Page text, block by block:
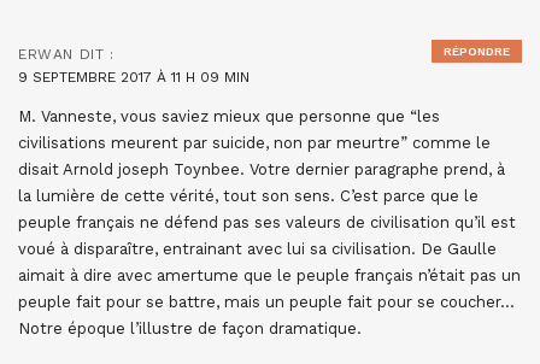
ERWAN DIT :
9 SEPTEMBRE 2017 À 11 H 09 MIN
M. Vanneste, vous saviez mieux que personne que “les
civilisations meurent par suicide, non par meurtre” comme le
disait Arnold joseph Toynbee. Votre dernier paragraphe prend, à
la lumière de cette vérité, tout son sens. C’est parce que le
peuple français ne défend pas ses valeurs de civilisation qu’il est
voué à disparaître, entrainant avec lui sa civilisation. De Gaulle
aimait à dire avec amertume que le peuple français n’était pas un
peuple fait pour se battre, mais un peuple fait pour se coucher…
Notre époque l’illustre de façon dramatique.
RÉPONDRE